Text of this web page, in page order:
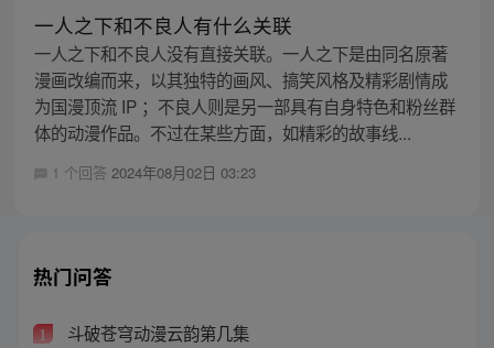
一人之下和不良人有什么关联
一人之下和不良人没有直接关联。一人之下是由同名原著
漫画改编而来，以其独特的画风、搞笑风格及精彩剧情成
为国漫顶流 IP ；不良人则是另一部具有自身特色和粉丝群
体的动漫作品。不过在某些方面，如精彩的故事线...
1 个回答 2024年08月02日 03:23
热门问答
1 斗破苍穹动漫云韵第几集